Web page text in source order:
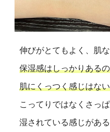
伸びがとてもよく、肌
保湿感はしっかりある
肌にくっつく感じはな
こってりではなくさっ
湿されている感じがあ